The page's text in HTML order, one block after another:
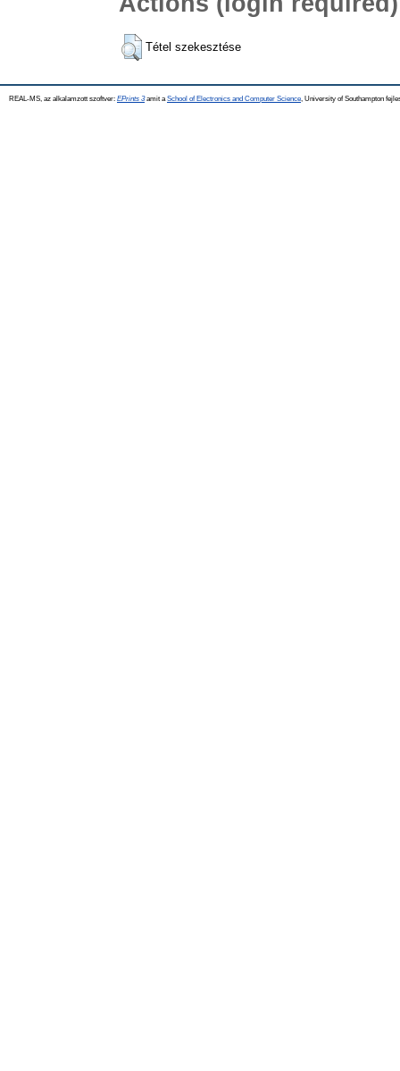
Tétel szekesztése
REAL-MS, az alkalamzott szoftver: EPrints 3amit a School of Electronics and Computer Science , University of Southampton